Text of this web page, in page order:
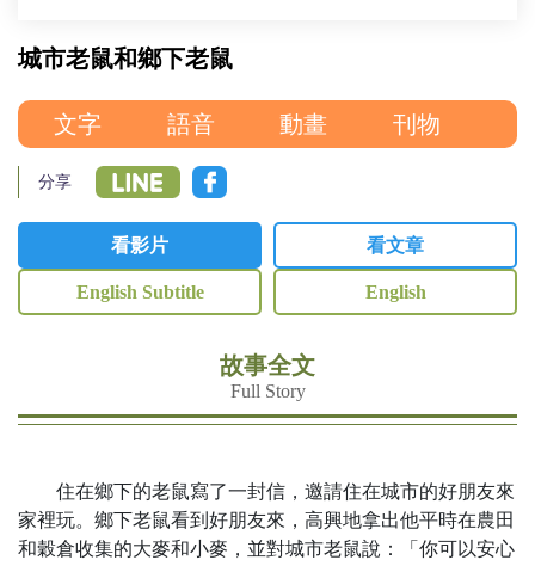
城市老鼠和鄉下老鼠
文字 語音 動畫 刊物
分享
看影片 看文章
English Subtitle English
故事全文
Full Story
住在鄉下的老鼠寫了一封信，邀請住在城市的好朋友來
家裡玩。鄉下老鼠看到好朋友來，高興地拿出他平時在農田
和穀倉收集的大麥和小麥，並對城市老鼠說：「你可以安心